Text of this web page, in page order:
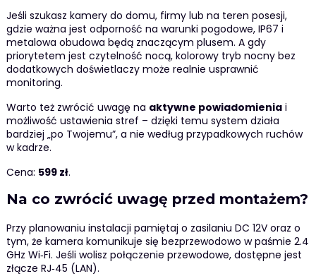
Jeśli szukasz kamery do domu, firmy lub na teren posesji,
gdzie ważna jest odporność na warunki pogodowe, IP67 i
metalowa obudowa będą znaczącym plusem. A gdy
priorytetem jest czytelność nocą, kolorowy tryb nocny bez
dodatkowych doświetlaczy może realnie usprawnić
monitoring.
Warto też zwrócić uwagę na aktywne powiadomieniai
możliwość ustawienia stref – dzięki temu system działa
bardziej „po Twojemu”, a nie według przypadkowych ruchów
w kadrze.
Cena: 599 zł.
Na co zwrócić uwagę przed montażem?
Przy planowaniu instalacji pamiętaj o zasilaniu DC 12V oraz o
tym, że kamera komunikuje się bezprzewodowo w paśmie 2.4
GHz Wi‑Fi. Jeśli wolisz połączenie przewodowe, dostępne jest
złącze RJ‑45 (LAN).